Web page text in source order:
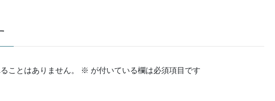
ことはありません。 ※ が付いている欄は必須項目です